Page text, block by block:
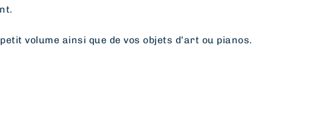
volume ainsi que de vos objets d’art ou pianos.